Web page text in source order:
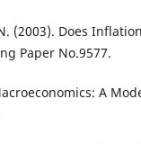
(2003). Does
Paper No.9577.
A